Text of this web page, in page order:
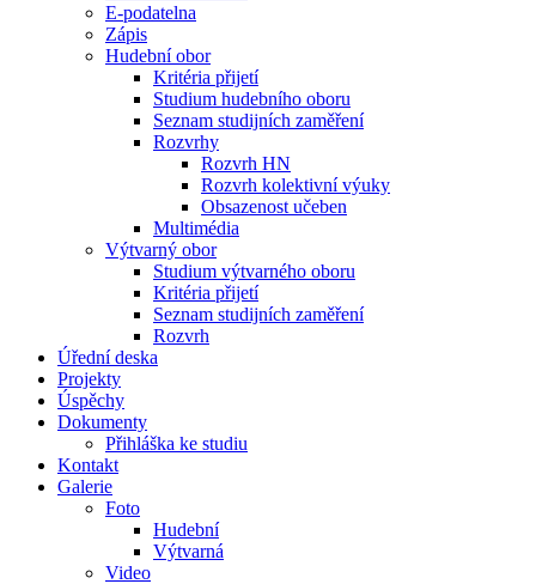
E-podatelna
Zápis
Hudební obor
Kritéria přijetí
Studium hudebního oboru
Seznam studijních zaměření
Rozvrhy
Rozvrh HN
Rozvrh kolektivní výuky
Obsazenost učeben
Multimédia
Výtvarný obor
Studium výtvarného oboru
Kritéria přijetí
Seznam studijních zaměření
Rozvrh
Úřední deska
Projekty
Úspěchy
Dokumenty
Přihláška ke studiu
Kontakt
Galerie
Foto
Hudební
Výtvarná
Video